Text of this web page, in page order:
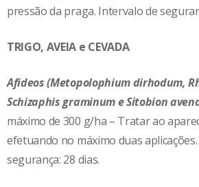
pressão da praga. Intervalo de
TRIGO, AVEIA e CEVADA
Afideos (Metopolophium dirhodum,
Schizaphis graminum e Sitobion
máximo de 300 g/ha – Tratar ao
efetuando no máximo duas
segurança: 28 dias.